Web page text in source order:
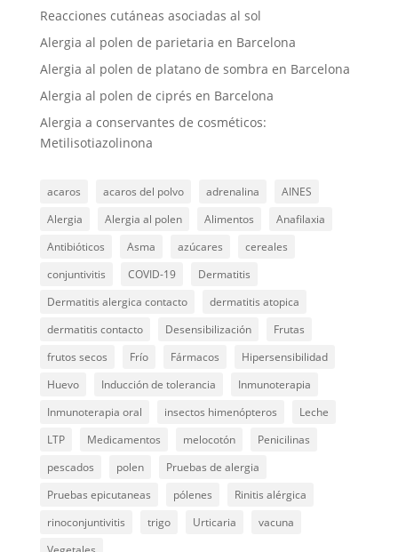
Reacciones cutáneas asociadas al sol
Alergia al polen de parietaria en Barcelona
Alergia al polen de platano de sombra en Barcelona
Alergia al polen de ciprés en Barcelona
Alergia a conservantes de cosméticos:
Metilisotiazolinona
acaros acaros del polvo adrenalina
AINES
Alergia
Alergia al polen Alimentos
Anafilaxia
Antibióticos
Asma azúcares
cereales
conjuntivitis
COVID-19
Dermatitis
Dermatitis alergica contacto
dermatitis atopica
dermatitis contacto
Desensibilización
Frutas
frutos secos
Frío Fármacos
Hipersensibilidad
Huevo
Inducción de tolerancia
Inmunoterapia
Inmunoterapia oral
insectos himenópteros
Leche
LTP
Medicamentos melocotón
Penicilinas
pescados
polen
Pruebas de alergia
Pruebas epicutaneas
pólenes
Rinitis alérgica
rinoconjuntivitis
trigo Urticaria
vacuna